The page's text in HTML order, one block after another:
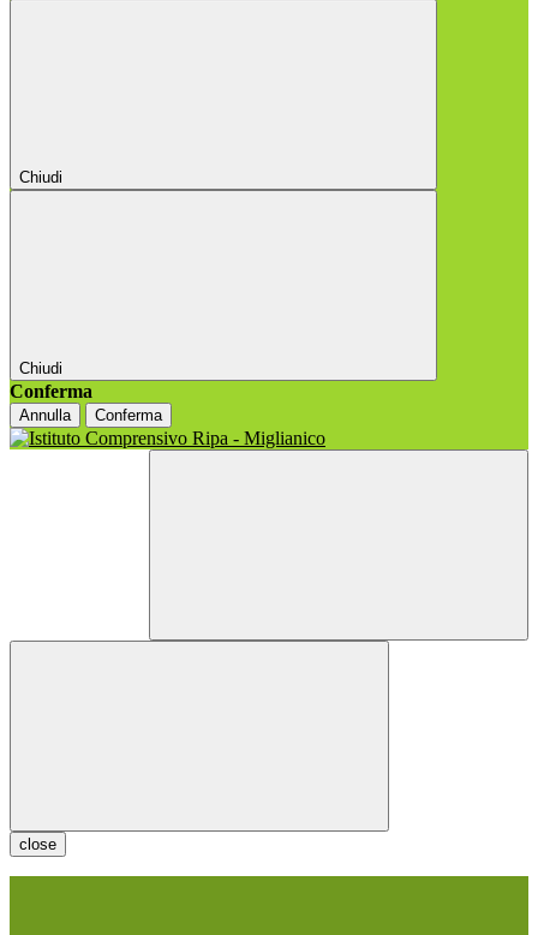
Chiudi
Chiudi
Conferma
Annulla Conferma
close